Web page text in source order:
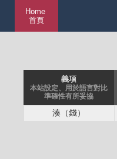
Home
首頁
義項
本站設定、用於語言對比
準確性有所妥協
湊（錢）